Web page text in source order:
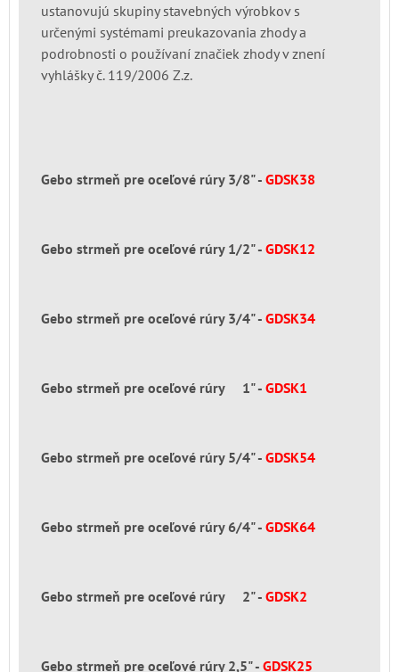
ustanovujú skupiny stavebných výrobkov s
určenými systémami preukazovania zhody a
podrobnosti o používaní značiek zhody v znení
vyhlášky č. 119/2006 Z.z.
Gebo strmeň pre oceľové rúry 3/8" - GDSK38
Gebo strmeň pre oceľové rúry 1/2" - GDSK12
Gebo strmeň pre oceľové rúry 3/4" - GDSK34
Gebo strmeň pre oceľové rúry 1" - GDSK1
Gebo strmeň pre oceľové rúry 5/4" - GDSK54
Gebo strmeň pre oceľové rúry 6/4" - GDSK64
Gebo strmeň pre oceľové rúry 2" - GDSK2
Gebo strmeň pre oceľové rúry 2,5" - GDSK25